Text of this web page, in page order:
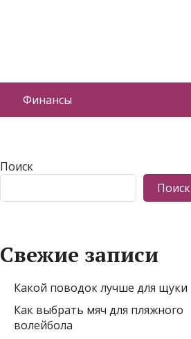
Финансы
Поиск
Поиск
Свежие записи
Какой поводок лучше для щуки
Как выбрать мяч для пляжного
волейбола